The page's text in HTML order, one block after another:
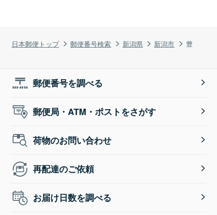
日本郵便トップ 郵便番号検索 新潟県 新潟市 豊
郵便番号を調べる
郵便局・ATM・ポストをさがす
荷物のお問い合わせ
再配達のご依頼
お届け日数を調べる